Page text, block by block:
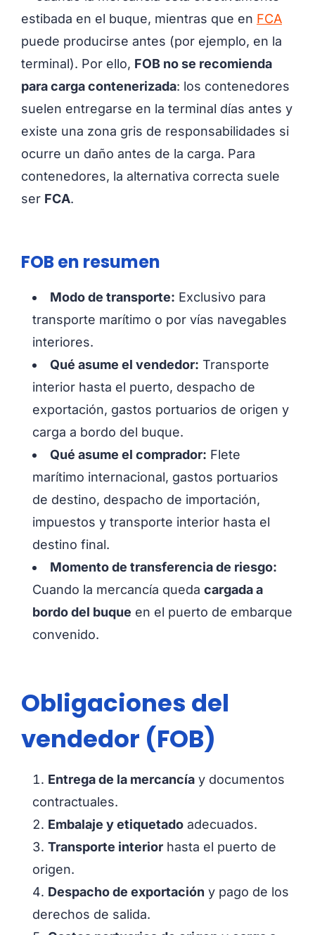
estibada en el buque, mientras que en FCA
puede producirse antes (por ejemplo, en la
terminal). Por ello, FOB no se recomienda
para carga contenerizada: los contenedores
suelen entregarse en la terminal días antes y
existe una zona gris de responsabilidades si
ocurre un daño antes de la carga. Para
contenedores, la alternativa correcta suele
ser FCA.
FOB en resumen
Modo de transporte: Exclusivo para
transporte marítimo o por vías navegables
interiores.
Qué asume el vendedor: Transporte
interior hasta el puerto, despacho de
exportación, gastos portuarios de origen y
carga a bordo del buque.
Qué asume el comprador: Flete
marítimo internacional, gastos portuarios
de destino, despacho de importación,
impuestos y transporte interior hasta el
destino final.
Momento de transferencia de riesgo:
Cuando la mercancía queda cargada a
bordo del buque en el puerto de embarque
convenido.
Obligaciones del
vendedor (FOB)
Entrega de la mercancía y documentos
contractuales.
Embalaje y etiquetado adecuados.
Transporte interior hasta el puerto de
origen.
Despacho de exportación y pago de los
derechos de salida.